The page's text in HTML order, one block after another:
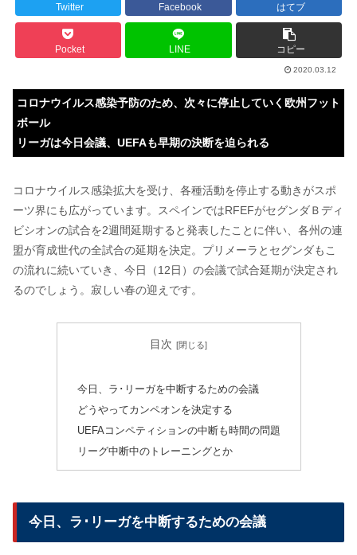
Twitter Facebook はてブ
Pocket LINE コピー
2020.03.12
コロナウイルス感染予防のため、次々に停止していく欧州フット
ボール
リーガは今日会議、UEFAも早期の決断を迫られる
コロナウイルス感染拡大を受け、各種活動を停止する動きがスポ
ーツ界にも広がっています。スペインではRFEFがセグンダＢディ
ビシオンの試合を2週間延期すると発表したことに伴い、各州の連
盟が育成世代の全試合の延期を決定。プリメーラとセグンダもこ
の流れに続いていき、今日（12日）の会議で試合延期が決定され
るのでしょう。寂しい春の迎えです。
目次
今日、ラ･リーガを中断するための会議
どうやってカンペオンを決定する
UEFAコンペティションの中断も時間の問題
リーグ中断中のトレーニングとか
今日、ラ･リーガを中断するための会議